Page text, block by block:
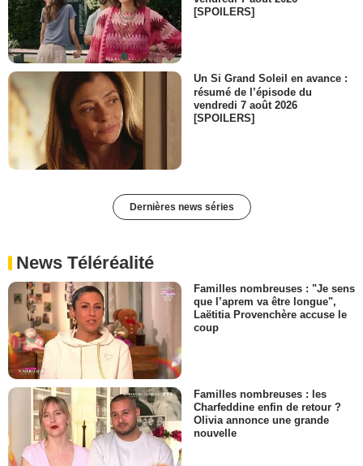
[SPOILERS]
Un Si Grand Soleil en avance :
résumé de l’épisode du
vendredi 7 août 2026
[SPOILERS]
Dernières news séries
News Téléréalité
Familles nombreuses : "Je sens
que l’aprem va être longue",
Laëtitia Provenchère accuse le
coup
Familles nombreuses : les
Charfeddine enfin de retour ?
Olivia annonce une grande
nouvelle